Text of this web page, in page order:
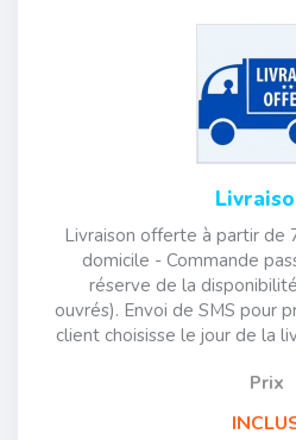
Livraison offerte à partir de
domicile - Commande
réserve de la
ouvrés). Envoi de SMS pour
client choisisse le jour de la
Prix